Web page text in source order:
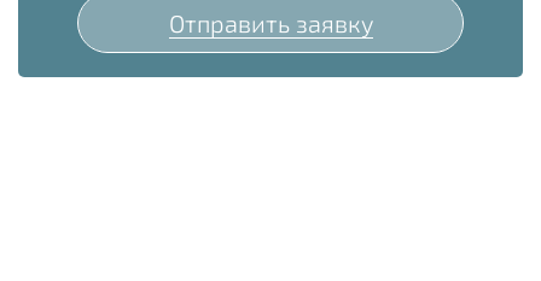
Отправить заявку